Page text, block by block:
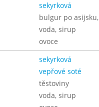
sekyrková
bulgur po
voda, sirup
ovoce
sekyrková
vepřové soté
těstoviny
voda, sirup